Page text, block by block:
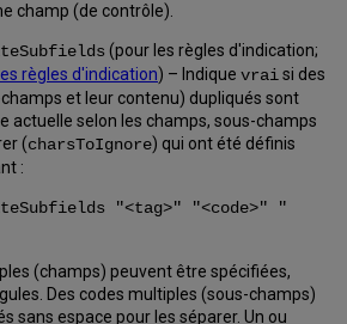
champ (de contrôle).
(pour les règles d'indication;
règles d'indication) – Indique vraisi des
et leur contenu) dupliqués sont
actuelle selon les champs, sous-champs
(charsToIgnore) qui ont été définis
:
"<tag>" "<code>" "
(champs) peuvent être spécifiées,
Des codes multiples (sous-champs)
sans espace pour les séparer. Un ou